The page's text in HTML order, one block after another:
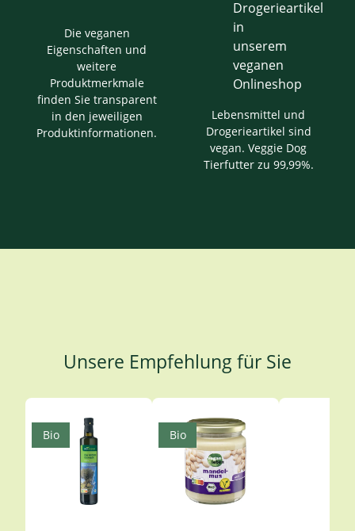
Die veganen
Eigenschaften und
weitere
Produktmerkmale
finden Sie transparent
in den jeweiligen
Produktinformationen.
Lebensmittel und
Drogerieartikel sind
vegan. Veggie Dog
Tierfutter zu 99,99%.
Unsere Empfehlung für Sie
Produktgalerie überspringen
Bio Bio